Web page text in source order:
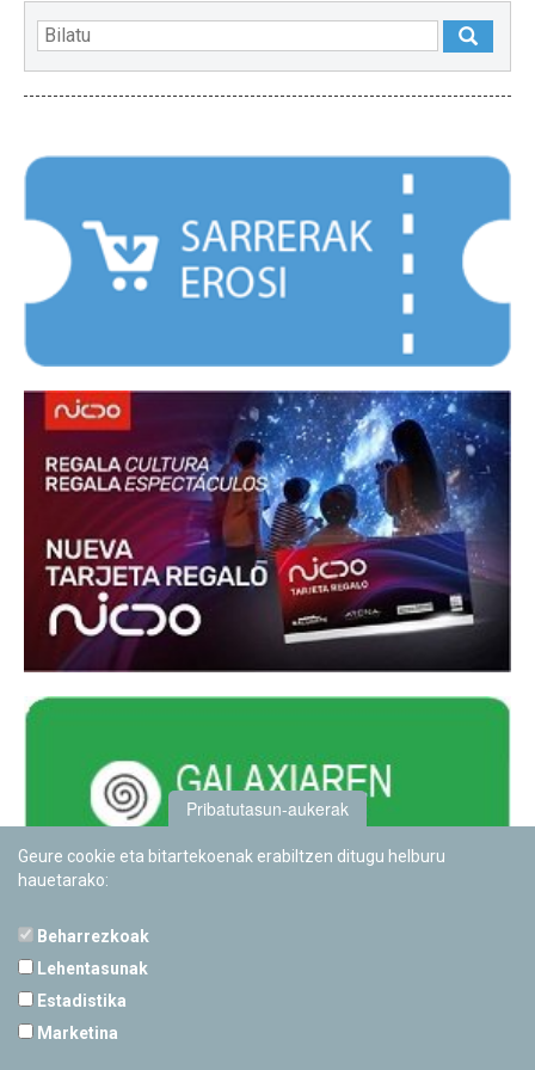
Pribatutasun-aukerak
Geure cookie eta bitartekoenak erabiltzen ditugu helburu
hauetarako:
Beharrezkoak
Lehentasunak
Estadistika
Marketina